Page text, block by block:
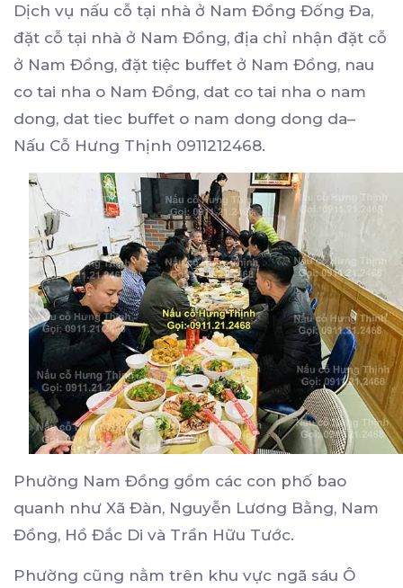
Dịch vụ nấu cỗ tại nhà ở Nam Đồng Đống Đa,
đặt cỗ tại nhà ở Nam Đồng, địa chỉ nhận đặt cỗ
ở Nam Đồng, đặt tiệc buffet ở Nam Đồng, nau
co tai nha o Nam Đồng, dat co tai nha o nam
dong, dat tiec buffet o nam dong dong da–
Nấu Cỗ Hưng Thịnh 0911212468.
Phường Nam Đồng gồm các con phố bao
quanh như Xã Đàn, Nguyễn Lương Bằng, Nam
Đồng, Hồ Đắc Di và Trần Hữu Tước.
Phường cũng nằm trên khu vực ngã sáu Ô